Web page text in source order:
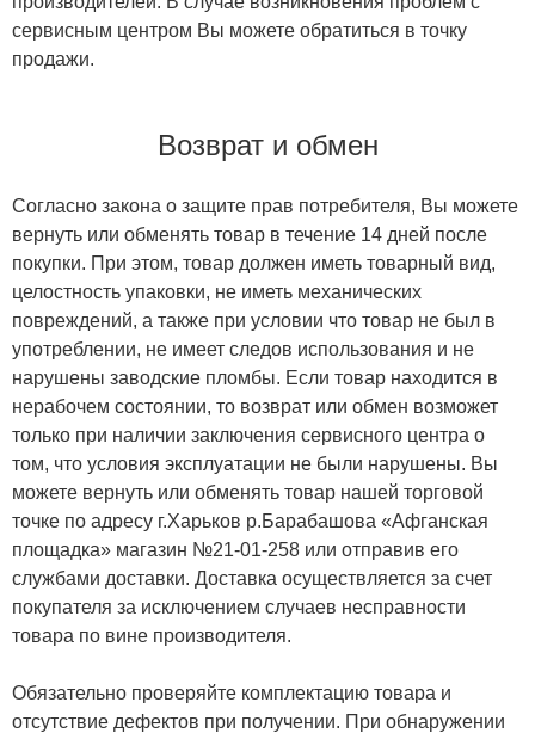
сервисным центром Вы можете обратиться в точку
продажи.
Возврат и обмен
Согласно закона о защите прав потребителя, Вы можете
вернуть или обменять товар в течение 14 дней после
покупки. При этом, товар должен иметь товарный вид,
целостность упаковки, не иметь механических
повреждений, а также при условии что товар не был в
употреблении, не имеет следов использования и не
нарушены заводские пломбы. Если товар находится в
нерабочем состоянии, то возврат или обмен возможет
только при наличии заключения сервисного центра о
том, что условия эксплуатации не были нарушены. Вы
можете вернуть или обменять товар нашей торговой
точке по адресу г.Харьков р.Барабашова «Афганская
площадка» магазин №21-01-258 или отправив его
службами доставки. Доставка осуществляется за счет
покупателя за исключением случаев несправности
товара по вине производителя.
Обязательно проверяйте комплектацию товара и
отсутствие дефектов при получении. При обнаружении